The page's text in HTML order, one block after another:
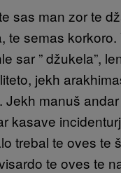
sas man zor te
te semas korkoro.
sar ” džukela”,
jekh
Jekh manuš
kasave
trebal te oves te
te oves te